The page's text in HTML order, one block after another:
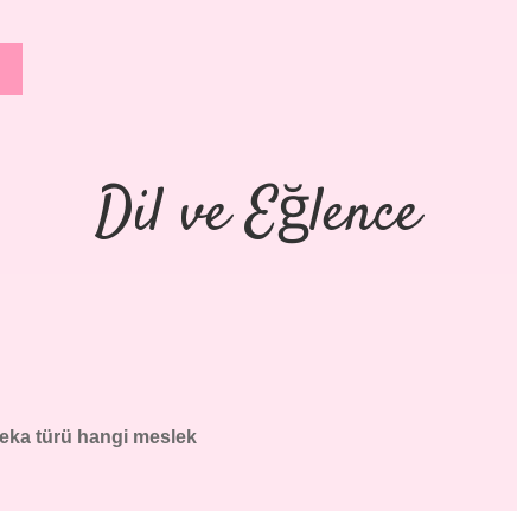
Dil ve Eğlence
türü hangi meslek